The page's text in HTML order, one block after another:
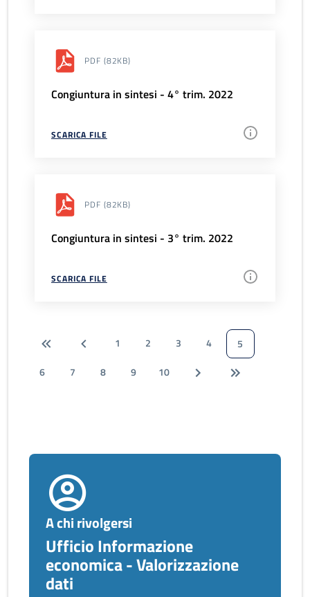
PDF (82KB)
Congiuntura in sintesi - 4° trim. 2022
SCARICA FILE
PDF (82KB)
Congiuntura in sintesi - 3° trim. 2022
SCARICA FILE
1 2 3 4
5
6
7 8 9 10
A chi rivolgersi
Ufficio Informazione
economica - Valorizzazione
dati